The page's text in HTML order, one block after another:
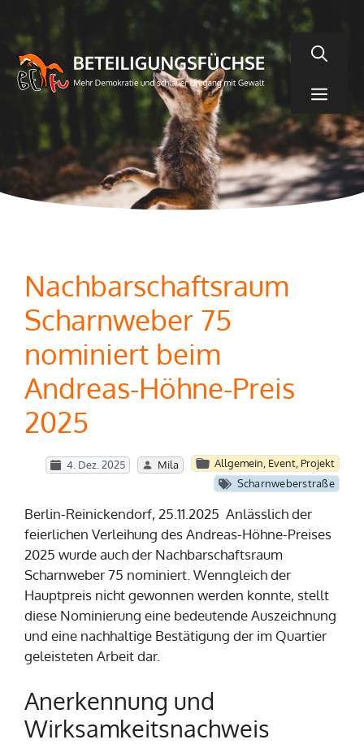
springen
Nachbarschaftsraum
Scharnweber 75
nominiert beim
Andreas-Höhne-Preis
2025
4. Dez. 2025 Mila Allgemein, Event, Projekt
Scharnweberstraße
Berlin-Reinickendorf, 25.11.2025 Anlässlich der
feierlichen Verleihung des Andreas-Höhne-Preises
2025 wurde auch der Nachbarschaftsraum
Scharnweber 75 nominiert. Wenngleich der
Hauptpreis nicht gewonnen werden konnte, stellt
diese Nominierung eine bedeutende Auszeichnung
und eine nachhaltige Bestätigung der im Quartier
geleisteten Arbeit dar.
Anerkennung und
Wirksamkeitsnachweis